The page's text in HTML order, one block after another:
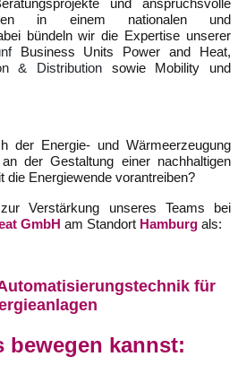
in einem nationalen und
bündeln wir die Expertise unserer
Business Units Power and Heat,
& Distribution sowie Mobility und
der Energie- und Wärmeerzeugung
der Gestaltung einer nachhaltigen
die Energiewende vorantreiben?
Verstärkung unseres Teams bei
GmbH am Standort Hamburg als:
für
bewegen kannst: